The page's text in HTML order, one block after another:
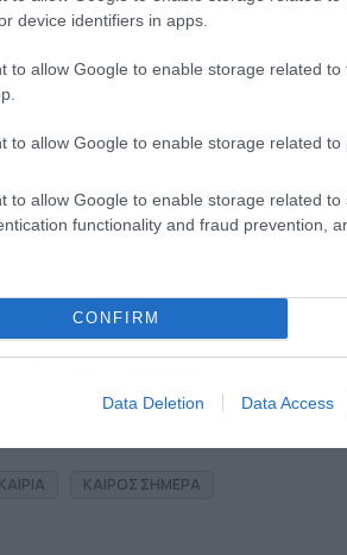
device identifiers in apps.
to allow Google to enable storage related
to allow Google to enable storage related to
to allow Google to enable storage related to
functionality and fraud prevention,
CONFIRM
Data Deletion Data Access
στοGoogle Newsγια όλες
ΚΑΙΡΟΣ ΣΗΜΕΡΑ